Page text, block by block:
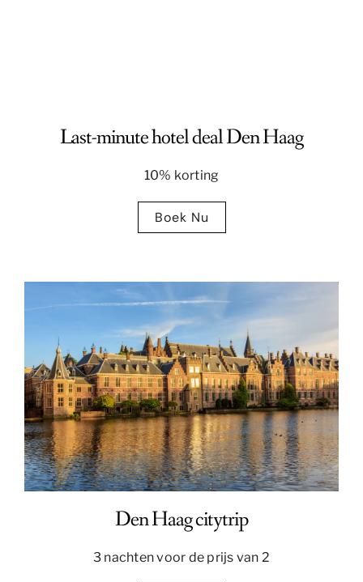
Last-minute hotel deal Den Haag
10% korting
Boek Nu
Den Haag citytrip
3 nachten voor de prijs van 2